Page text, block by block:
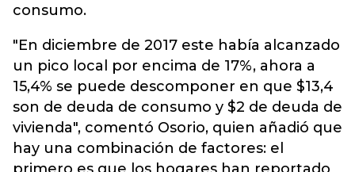
consumo.
"En diciembre de 2017 este había alcanzado
un pico local por encima de 17%, ahora a
15,4% se puede descomponer en que $13,4
son de deuda de consumo y $2 de deuda de
vivienda", comentó Osorio, quien añadió que
hay una combinación de factores: el